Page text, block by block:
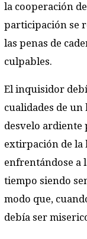
la cooperación
participación se
las penas de
culpables.
El inquisidor
cualidades de
desvelo ardiente
extirpación de la
enfrentándose a
tiempo siendo
modo que,
debía ser